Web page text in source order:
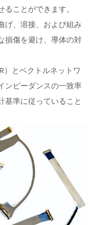
ことができます。
げ、溶接、および組み
損傷を避け、導体の対
）とベクトルネットワ
ンピーダンスの一致率
基準に従っていること